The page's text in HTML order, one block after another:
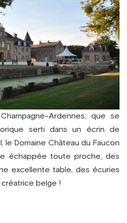
Ardennes, que se
serti dans un écrin de
le Domaine Château du Faucon
échappée toute proche, des
excellente table, des écuries
créatrice belge !